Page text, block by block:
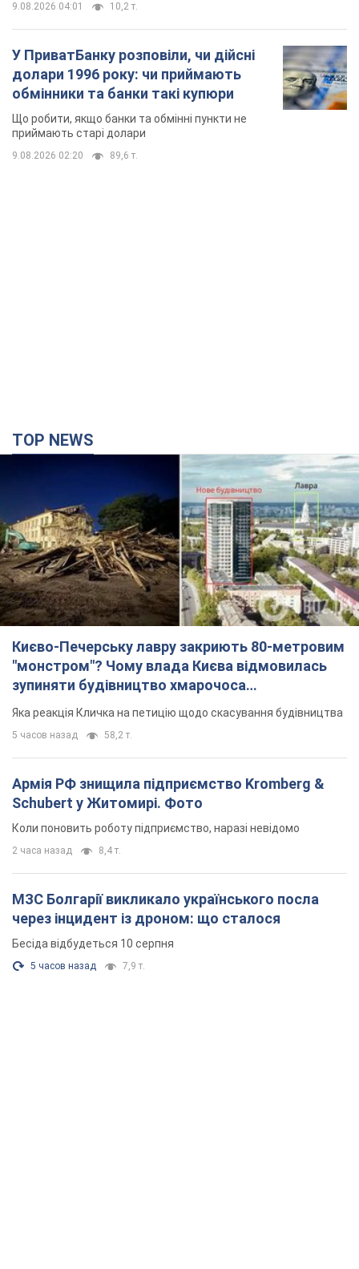
9.08.2026 04:01 10,2 т.
У ПриватБанку розповіли, чи дійсні
долари 1996 року: чи приймають
обмінники та банки такі купюри
Що робити, якщо банки та обмінні пункти не
приймають старі долари
9.08.2026 02:20 89,6 т.
TOP NEWS
Києво-Печерську лавру закриють 80-метровим
"монстром"? Чому влада Києва відмовилась
зупиняти будівництво хмарочоса
"московського вірянина"
Яка реакція Кличка на петицію щодо скасування будівництва
5 часов назад 58,2 т.
Армія РФ знищила підприємство Kromberg &
Schubert у Житомирі. Фото
Коли поновить роботу підприємство, наразі невідомо
2 часа назад 8,4 т.
МЗС Болгарії викликало українського посла
через інцидент із дроном: що сталося
Бесіда відбудеться 10 серпня
5 часов назад 7,9 т.